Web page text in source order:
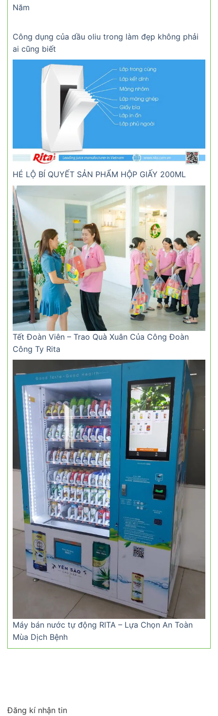
Năm
Công dụng của dầu oliu trong làm đẹp không phải
ai cũng biết
HÉ LỘ BÍ QUYẾT SẢN PHẨM HỘP GIẤY 200ML
Tết Đoàn Viên – Trao Quà Xuân Của Công Đoàn
Công Ty Rita
Máy bán nước tự động RITA – Lựa Chọn An Toàn
Mùa Dịch Bệnh
Đăng kí nhận tin